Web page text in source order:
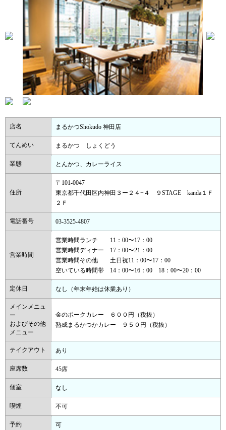
店名 まるかつShokudo 神田店
てんめい まるかつ しょくどう
業態 とんかつ、カレーライス
住所
〒101-0047
東京都千代田区内神田３ー２４−４ ９STAGE kanda１Ｆ
２Ｆ
電話番号 03-3525-4807
営業時間
営業時間ランチ 11：00〜17：00
営業時間ディナー 17：00〜21：00
営業時間その他 土日祝11：00〜17：00
空いている時間帯 14：00〜16：00 18：00〜20：00
定休日 なし（年末年始は休業あり）
メインメニュ
ー
およびその他
メニュー
金のポークカレー ６００円（税抜）
熟成まるかつかカレー ９５０円（税抜）
テイクアウト あり
座席数 45席
個室 なし
喫煙 不可
予約 可